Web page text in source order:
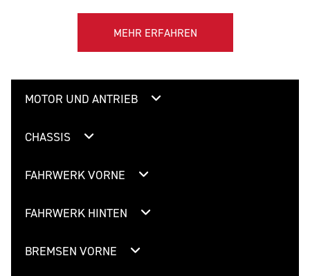
MEHR ERFAHREN
MOTOR UND ANTRIEB
CHASSIS
FAHRWERK VORNE
FAHRWERK HINTEN
BREMSEN VORNE